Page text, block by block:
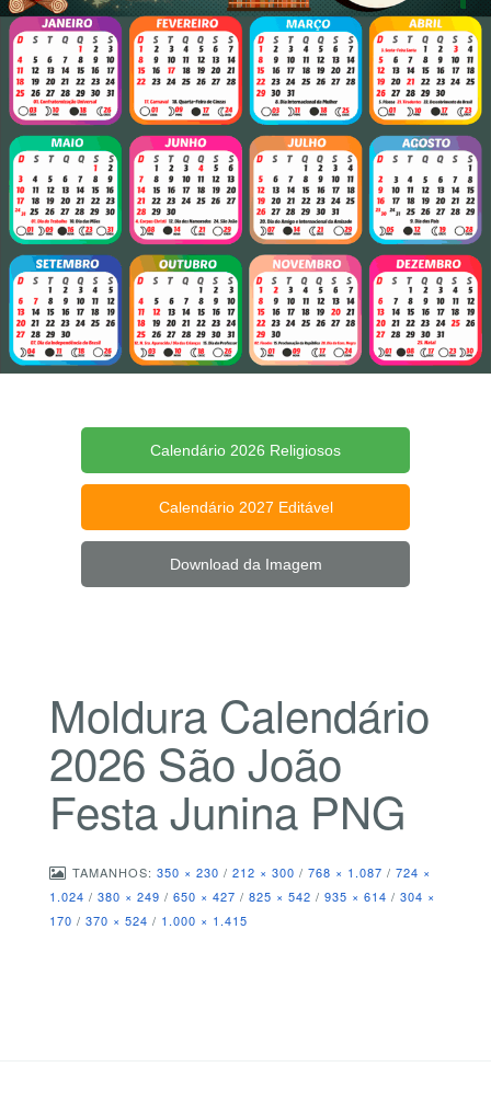
Calendário 2026 Religiosos
Calendário 2027 Editável
Download da Imagem
Moldura Calendário
2026 São João
Festa Junina PNG
TAMANHOS: 350 × 230 / 212 × 300 / 768 × 1.087 / 724 ×
1.024 / 380 × 249 / 650 × 427 / 825 × 542 / 935 × 614 / 304 ×
170 / 370 × 524 / 1.000 × 1.415